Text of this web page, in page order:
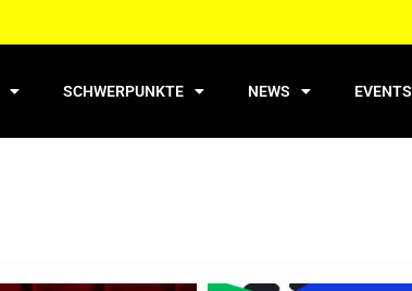
SCHWERPUNKTE NEWS EVENTS